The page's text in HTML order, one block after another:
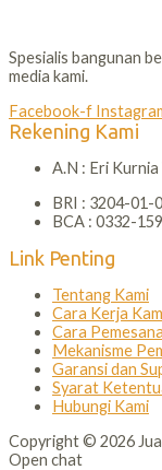
Spesialis bangunan
media kami.
Facebook-f
Rekening Kami
A.N : Eri
BRI : 3204-01-
BCA : 0332-
Link Penting
Tentang Kami
Cara Kerja
Cara
Mekanisme
Garansi dan
Syarat
Hubungi Kami
Copyright © 2026
Open chat